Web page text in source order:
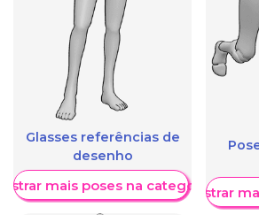
Glasses referências de
desenho
mais poses na categoria
Mostrar